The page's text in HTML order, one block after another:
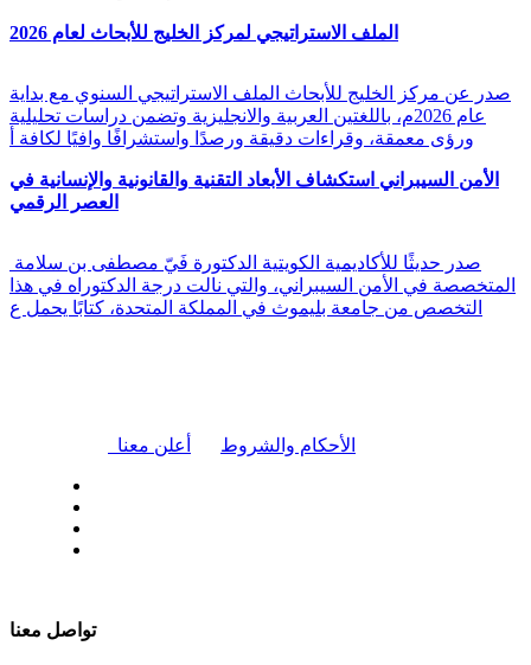
الملف الاستراتيجي لمركز الخليج للأبحاث لعام 2026
صدر عن مركز الخليج للأبحاث الملف الاستراتيجي السنوي مع بداية
عام 2026م، باللغتين العربية والانجليزية وتضمن دراسات تحليلية
ورؤى معمقة، وقراءات دقيقة ورصدًا واستشرافًا وافيًا لكافة أ
الأمن السيبراني استكشاف الأبعاد التقنية والقانونية والإنسانية في
العصر الرقمي
المتخصصة في الأمن السيبراني، والتي نالت درجة الدكتوراه في هذا
التخصص من جامعة بليموث في المملكة المتحدة، كتابًا يحمل ع
أعلن معنا الأحكام والشروط
تواصل معنا